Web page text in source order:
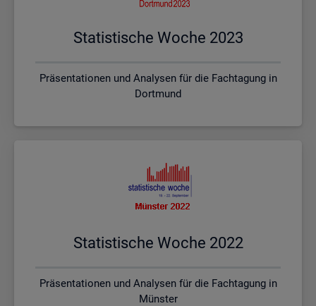
Sta­tis­ti­sche Woche 2023
Präsentationen und Analysen für die Fachtagung in
Dortmund
Sta­tis­ti­sche Woche 2022
Präsentationen und Analysen für die Fachtagung in
Münster